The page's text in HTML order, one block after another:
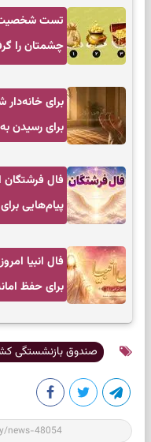
تست شخصیت
چشمتان را
برای خانه‌دار
برای رسیدن
پیام‌هایی
برای حفظ
صندوق بازنشستگی